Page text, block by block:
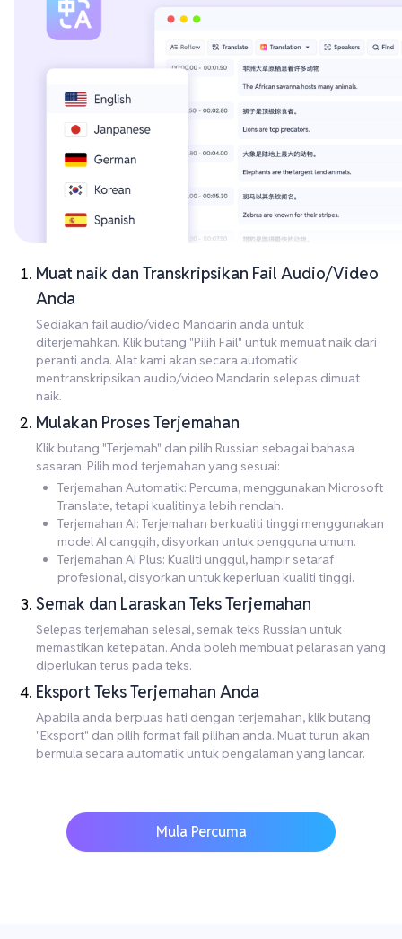
Muat naik dan Transkripsikan Fail Audio/Video
Anda
Sediakan fail audio/video Mandarin anda untuk
diterjemahkan. Klik butang "Pilih Fail" untuk memuat naik dari
peranti anda. Alat kami akan secara automatik
mentranskripsikan audio/video Mandarin selepas dimuat
naik.
Mulakan Proses Terjemahan
Klik butang "Terjemah" dan pilih Russian sebagai bahasa
sasaran. Pilih mod terjemahan yang sesuai:
Terjemahan Automatik: Percuma, menggunakan Microsoft
Translate, tetapi kualitinya lebih rendah.
Terjemahan AI: Terjemahan berkualiti tinggi menggunakan
model AI canggih, disyorkan untuk pengguna umum.
Terjemahan AI Plus: Kualiti unggul, hampir setaraf
profesional, disyorkan untuk keperluan kualiti tinggi.
Semak dan Laraskan Teks Terjemahan
Selepas terjemahan selesai, semak teks Russian untuk
memastikan ketepatan. Anda boleh membuat pelarasan yang
diperlukan terus pada teks.
Eksport Teks Terjemahan Anda
Apabila anda berpuas hati dengan terjemahan, klik butang
"Eksport" dan pilih format fail pilihan anda. Muat turun akan
bermula secara automatik untuk pengalaman yang lancar.
Mula Percuma